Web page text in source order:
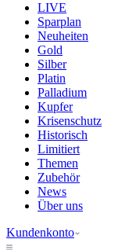
LIVE
Sparplan
Neuheiten
Gold
Silber
Platin
Palladium
Kupfer
Krisenschutz
Historisch
Limitiert
Themen
Zubehör
News
Über uns
Kundenkonto